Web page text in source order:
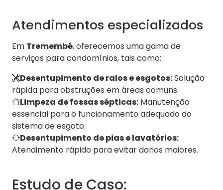
Atendimentos especializados
Em Tremembé, oferecemos uma gama de
serviços para condomínios, tais como:
Desentupimento de ralos e esgotos:Solução
rápida para obstruções em áreas comuns.
Limpeza de fossas sépticas: Manutenção
essencial para o funcionamento adequado do
sistema de esgoto.
Desentupimento de pias e lavatórios:
Atendimento rápido para evitar danos maiores.
Estudo de Caso: